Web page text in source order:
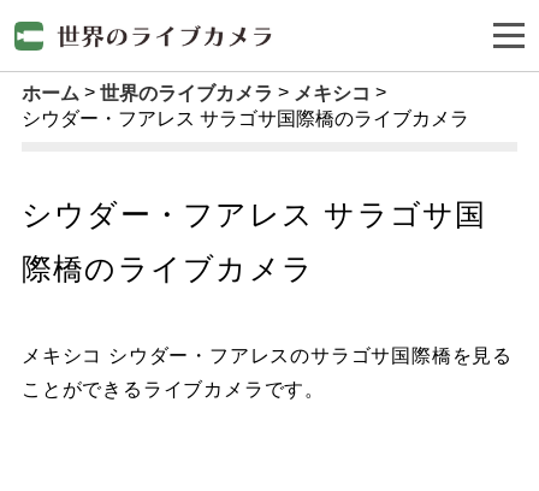
ホーム 世界のライブカメラ
メキシコ
シウダー・フアレス サラゴサ国際橋のライブカメラ
シウダー・フアレス サラゴサ国
際橋のライブカメラ
メキシコ シウダー・フアレスのサラゴサ国際橋を見る
ことができるライブカメラです。